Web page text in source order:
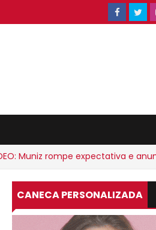
rompe expectativa e anuncia
CANECA PERSONALIZADA